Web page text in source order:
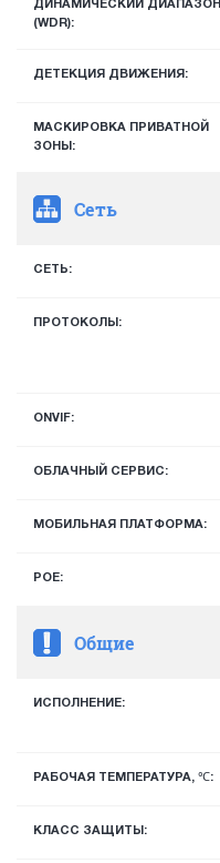
ДИНАМИЧЕСКИЙ ДИАПАЗОН
(WDR):
ДЕТЕКЦИЯ ДВИЖЕНИЯ:
МАСКИРОВКА ПРИВАТНОЙ
ЗОНЫ:
Сеть
СЕТЬ:
ПРОТОКОЛЫ:
ONVIF:
ОБЛАЧНЫЙ СЕРВИС:
МОБИЛЬНАЯ ПЛАТФОРМА:
POE:
Общие
ИСПОЛНЕНИЕ:
РАБОЧАЯ ТЕМПЕРАТУРА, ℃:
КЛАСС ЗАЩИТЫ: